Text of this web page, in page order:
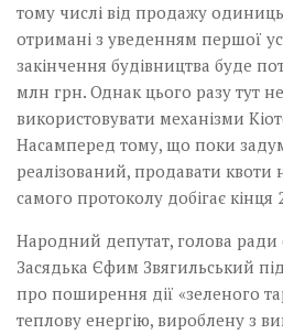
тому числі від продажу
отримані з уведенням першої
закінчення будівництва буде
млн грн. Однак цього разу тут
використовувати механізми
Насамперед тому, що поки
реалізований, продавати квоти
самого протоколу добігає кінця
Народний депутат, голова ради
Засядька Єфим Звягильський
про поширення дії «зеленого
теплову енергію, вироблену з